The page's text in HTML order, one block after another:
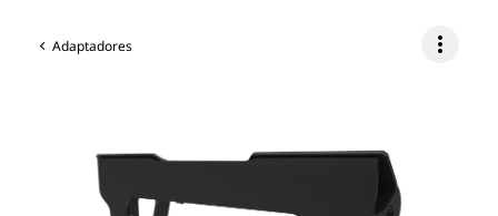
Adaptadores more_vert